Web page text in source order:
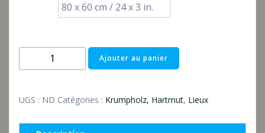
€73,00
80 x 60 cm / 24 x 3 in.
quantité
de
am
mit
Ajouter au panier
UGS : ND Catégories : Krumpholz, Hartmut, Lieux